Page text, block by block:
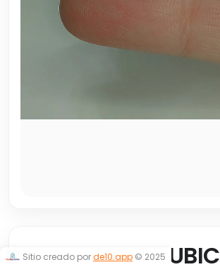
ABRIDORES CUBIC
Sitio creado porde10.app © 2025